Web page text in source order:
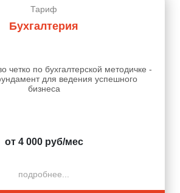
Тариф
Бухгалтерия
четко по бухгалтерской методичке -
для ведения успешного
бизнеса
от 4 000 руб/мес
подробнее...